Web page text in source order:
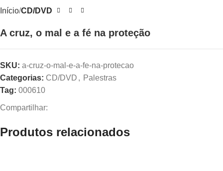
Início CD/DVD
A cruz, o mal e a fé na proteção
SKU: a-cruz-o-mal-e-a-fe-na-protecao
Categorias: CD/DVD , Palestras
Tag: 000610
Compartilhar:
Produtos relacionados